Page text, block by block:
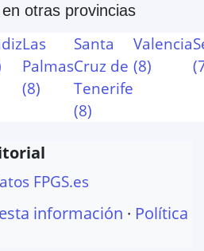
en otras provincias
Las
Palmas
(8)
Santa
Cruz de
Tenerife
(8)
Valencia
(8)
(
FPGS.es
información · Política